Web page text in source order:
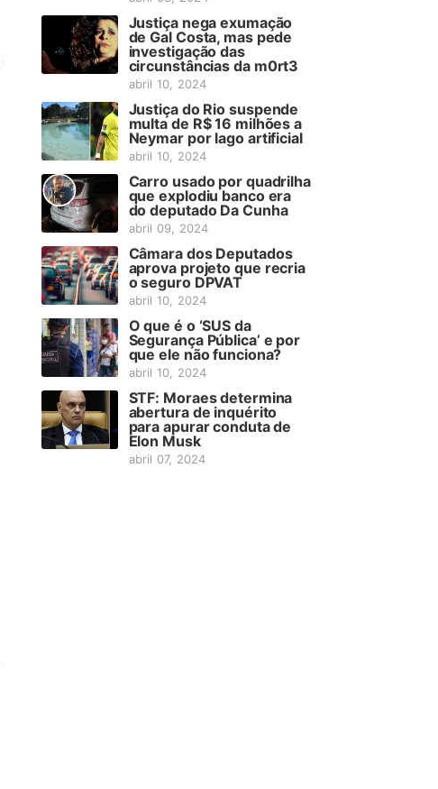
Justiça nega exumação
de Gal Costa, mas pede
investigação das
circunstâncias da m0rt3
abril 10, 2024
Justiça do Rio suspende
multa de R$ 16 milhões a
Neymar por lago artificial
abril 10, 2024
Carro usado por quadrilha
que explodiu banco era
do deputado Da Cunha
abril 09, 2024
Câmara dos Deputados
aprova projeto que recria
o seguro DPVAT
abril 10, 2024
O que é o ‘SUS da
Segurança Pública’ e por
que ele não funciona?
abril 10, 2024
STF: Moraes determina
abertura de inquérito
para apurar conduta de
Elon Musk
abril 07, 2024